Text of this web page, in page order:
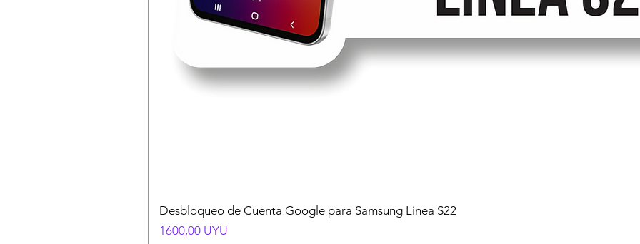
Desbloqueo de Cuenta Google para Samsung Linea S22
Precio
1600,00 UYU